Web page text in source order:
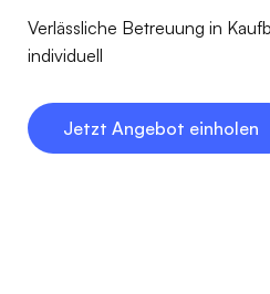
Verlässliche Betreuung in
individuell
Jetzt Angebot einholen